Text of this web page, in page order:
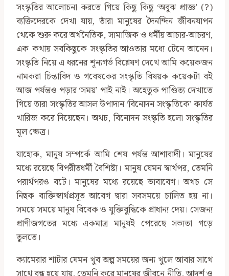
সংস্কৃতির আলোচনা করতে গিয়ে কিছু কিছু ‘অবুঝ প্রাজ্ঞ’ (?)
ব্যক্তিদেরকে দেখা যায়, তাঁরা মানুষের দৈনন্দিন জীবনযাপন
থেকে শুরু করে অর্থনৈতিক, সামাজিক ও ধর্মীয় আচার-আচরণ,
এক কথায় সবকিছুকে সংস্কৃতির আওতার মধ্যে টেনে আনেন।
সংস্কৃতি নিয়ে এ ধরনের শূন্যগর্ভ বিশ্লেষণ দেখে আমি কয়েকজন
নামকরা চিন্তাবিদ ও গবেষকের সংস্কৃতি বিষয়ক কয়েকটা বই
আজ পর্যন্তও পড়ার ‘সময়’ পাই নাই। অহেতুক পাণ্ডিত্য দেখাতে
গিয়ে তারা সংস্কৃতির আসল উপাদান ‘বিনোদন সংস্কৃতিকে’ কার্যত
খারিজ করে দিয়েছেন। অথচ, বিনোদন সংস্কৃতি হলো সংস্কৃতির
মূল ক্ষেত্র।
যাহোক, মানুষ সম্পর্কে আমি শেষ পর্যন্ত আশাবাদী। মানুষের
মধ্যে রয়েছে বিপরীতধর্মী বৈশিষ্ট্য। মানুষ যেমন স্বার্থপর, তেমনি
পরার্থপরও বটে। মানুষের মধ্যে রয়েছে ভাবাবেগ। অথচ সে
নিছক ব্যক্তিস্বার্থপ্রসূত আবেগ দ্বারা সবসময়ে চালিত হয় না।
সময়ে সময়ে মানুষ বিবেক ও যুক্তিবুদ্ধিকে প্রাধান্য দেয়। সেজন্য
প্রাণীজগতের মধ্যে একমাত্র মানুষই পেরেছে সভ্যতা গড়ে
তুলতে।
ক্যামেরার শাটার যেমন খুব অল্প সময়ের জন্য খুলে আবার সাথে